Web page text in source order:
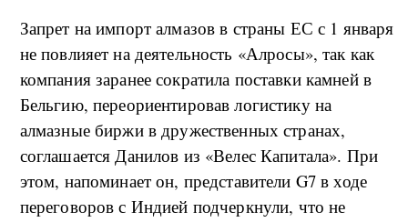
Запрет на импорт алмазов в страны ЕС с 1 января
не повлияет на деятельность «Алросы», так как
компания заранее сократила поставки камней в
Бельгию, переориентировав логистику на
алмазные биржи в дружественных странах,
соглашается Данилов из «Велес Капитала». При
этом, напоминает он, представители G7 в ходе
переговоров с Индией подчеркнули, что не